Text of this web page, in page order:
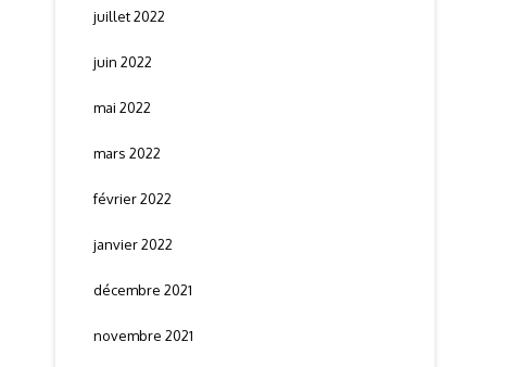
juillet 2022
juin 2022
mai 2022
mars 2022
février 2022
janvier 2022
décembre 2021
novembre 2021